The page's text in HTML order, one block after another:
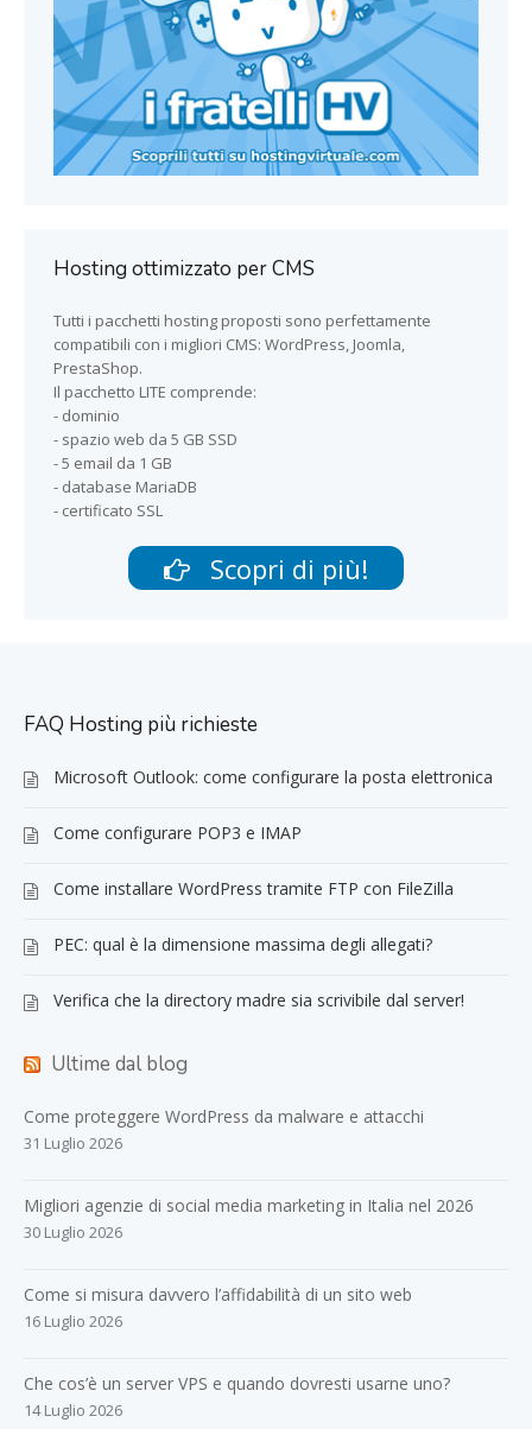
Hosting ottimizzato per CMS
Tutti i pacchetti hosting proposti sono perfettamente
compatibili con i migliori CMS: WordPress, Joomla,
PrestaShop.
Il pacchetto LITE comprende:
- dominio
- spazio web da 5 GB SSD
- 5 email da 1 GB
- database MariaDB
- certificato SSL
Scopri di più!
FAQ Hosting più richieste
Microsoft Outlook: come configurare la posta elettronica
Come configurare POP3 e IMAP
Come installare WordPress tramite FTP con FileZilla
PEC: qual è la dimensione massima degli allegati?
Verifica che la directory madre sia scrivibile dal server!
Ultime dal blog
Come proteggere WordPress da malware e attacchi
31 Luglio 2026
Migliori agenzie di social media marketing in Italia nel 2026
30 Luglio 2026
Come si misura davvero l’affidabilità di un sito web
16 Luglio 2026
Che cos’è un server VPS e quando dovresti usarne uno?
14 Luglio 2026